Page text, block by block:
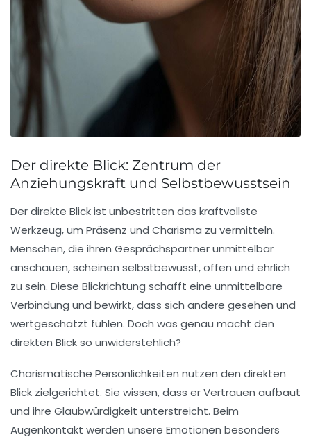
Der direkte Blick: Zentrum der
Anziehungskraft und Selbstbewusstsein
Der direkte Blick ist unbestritten das kraftvollste
Werkzeug, um Präsenz und Charisma zu vermitteln.
Menschen, die ihren Gesprächspartner unmittelbar
anschauen, scheinen selbstbewusst, offen und ehrlich
zu sein. Diese Blickrichtung schafft eine unmittelbare
Verbindung und bewirkt, dass sich andere gesehen und
wertgeschätzt fühlen. Doch was genau macht den
direkten Blick so unwiderstehlich?
Charismatische Persönlichkeiten nutzen den direkten
Blick zielgerichtet. Sie wissen, dass er Vertrauen aufbaut
und ihre Glaubwürdigkeit unterstreicht. Beim
Augenkontakt werden unsere Emotionen besonders